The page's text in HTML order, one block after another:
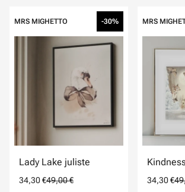
MRS MIGHETTO -30%
Lady Lake juliste
34,30 €49,00 €
MRS
34,30 €